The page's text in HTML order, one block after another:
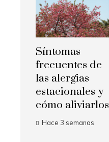
Síntomas
frecuentes de
las alergias
estacionales y
cómo aliviarlos
Hace 3 semanas